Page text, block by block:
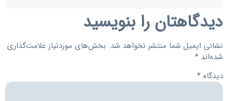
دیدگاهتان را بنویسید
نشانی ایمیل شما منتشر نخواهد شد. بخش‌های موردنیاز علامت‌گذاری
شده‌اند *
دیدگاه *